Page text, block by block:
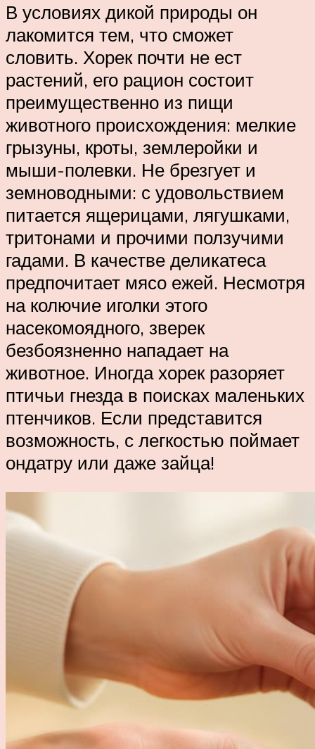
В условиях дикой природы он
лакомится тем, что сможет
словить. Хорек почти не ест
растений, его рацион состоит
преимущественно из пищи
животного происхождения: мелкие
грызуны, кроты, землеройки и
мыши-полевки. Не брезгует и
земноводными: с удовольствием
питается ящерицами, лягушками,
тритонами и прочими ползучими
гадами. В качестве деликатеса
предпочитает мясо ежей. Несмотря
на колючие иголки этого
насекомоядного, зверек
безбоязненно нападает на
животное. Иногда хорек разоряет
птичьи гнезда в поисках маленьких
птенчиков. Если представится
возможность, с легкостью поймает
ондатру или даже зайца!